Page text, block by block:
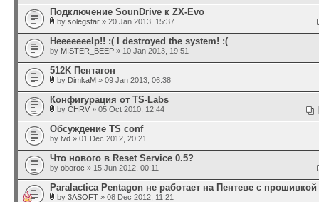
Подключение SounDrive к ZX-Evo
by solegstar » 20 Jan 2013, 15:37
Heeeeeeelp!! :( I destroyed the system! :(
by MISTER_BEEP » 10 Jan 2013, 19:51
512K Пентагон
by DimkaM » 09 Jan 2013, 06:38
Конфигурация от TS-Labs
by CHRV » 05 Oct 2010, 12:44
Обсуждение TS conf
by lvd » 01 Dec 2012, 20:21
Что нового в Reset Service 0.5?
by oboroc » 15 Jun 2012, 00:11
Paralactica Pentagon не работает на Пентеве с прошивкой
by 3ASOFT » 08 Dec 2012, 11:21